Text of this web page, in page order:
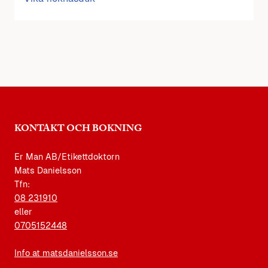
KONTAKT OCH BOKNING
Er Man AB/Etikettdoktorn
Mats Danielsson
Tfn:
08 231910
eller
0705152448
Info at matsdanielsson.se